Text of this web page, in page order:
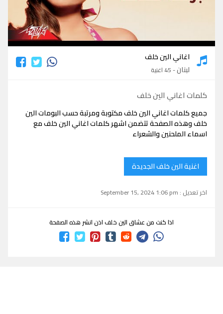
كلمات اغاني الين خلف
اغاني الين خلف
لبنان- 45 اغنية
كلمات اغاني الين خلف
جميع كلمات اغاني الين خلف مكتوبة ومرتبة حسب البومات الين
خلف وهذه الصفحة تتضمن اشهر كلمات اغاني الين خلف مع
اسماء الملحنين والشعراء
اغنية الين خلف الجديدة
اخر تعديل : September 15, 2024 1:06 pm
اذا كنت من عشاق الين خلف اذن انشر هذه الصفحة